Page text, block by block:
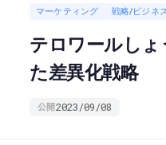
マーケティング 戦略/ビジネ
テロワールしょ
た差異化戦略
公開2023/09/08